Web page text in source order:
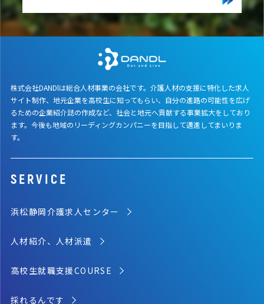
株式会社DANDlは総合人材事業の会社です。介護人材の支援に特化した求人
サイト制作、地元企業を高校生に知ってもらい、自分の進路の可能性を広げ
るための企業紹介誌の作成など、社会と地元へ貢献する事業拡大をしており
ます。今後も地域のリーディングカンパニーを目指して邁進してまいりま
す。
SERVICE
浜松静岡介護求人センター
人材紹介、人材派遣
高校生就職支援COURSE
採れるんです